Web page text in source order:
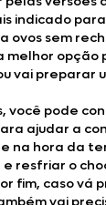
indicado
ovos sem
melhor opção
vai preparar
você pode
ajudar a
na hora da
resfriar o
fim, caso vá